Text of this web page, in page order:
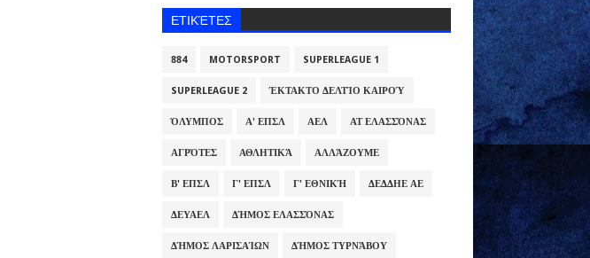
ΕΤΙΚΈΤΕΣ
884 MOTORSPORT SUPERLEAGUE 1
SUPERLEAGUE 2 ΈΚΤΑΚΤΟ ΔΕΛΤΊΟ ΚΑΙΡΟΎ
ΌΛΥΜΠΟΣ Α' ΕΠΣΛ ΑΕΛ ΑΤ ΕΛΑΣΣΌΝΑΣ
ΑΓΡΌΤΕΣ ΑΘΛΗΤΙΚΆ ΑΛΛΆΖΟΥΜΕ
Β' ΕΠΣΛ Γ' ΕΠΣΛ Γ' ΕΘΝΙΚΉ ΔΕΔΔΗΕ ΑΕ
ΔΕΥΑΕΛ ΔΉΜΟΣ ΕΛΑΣΣΌΝΑΣ
ΔΉΜΟΣ ΛΑΡΙΣΑΊΩΝ ΔΉΜΟΣ ΤΥΡΝΆΒΟΥ